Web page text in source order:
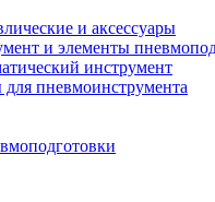
и аксессуары
и элементы
инструмент
пневмоинструмента